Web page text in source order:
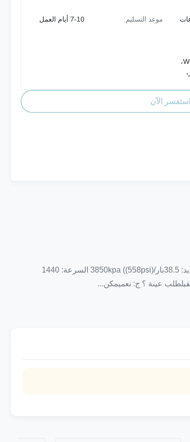
موعد التسليم: 7-10 أيام العمل
Western Union،
استفسر الآن
آلة استرداد المواد التبريدية HFC.CFC،HCFC مع CE وصف المنتج: اسم المنتج: آلة استرداد المواد الباردة الطراز: HBS-12L-2 ضغط شديد: 38.5بار/3850kpa ((558psi) السرعة: 1440